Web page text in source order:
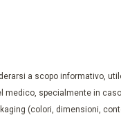
a scopo informativo,
specialmente in
(colori, dimensioni,